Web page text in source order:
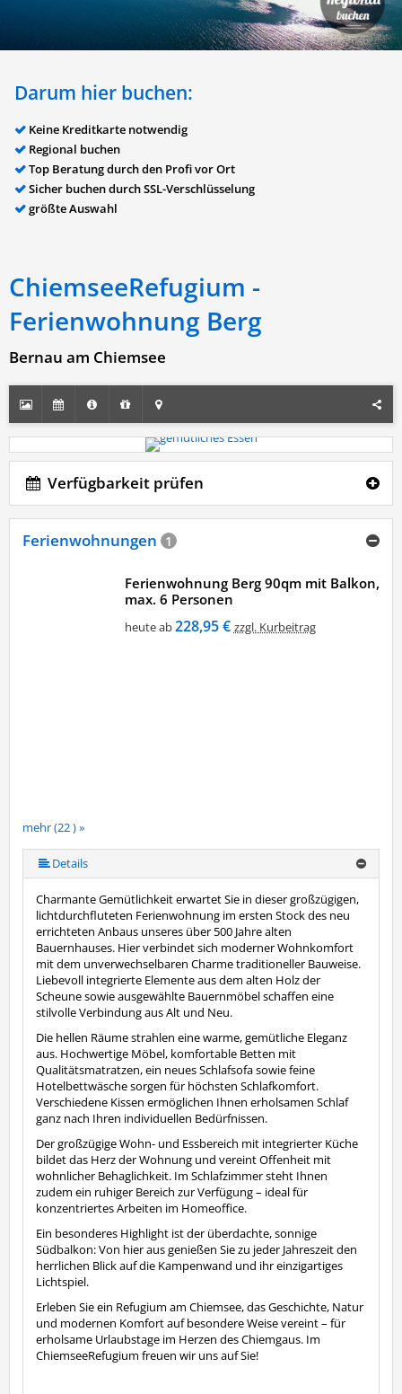
Darum hier buchen:
Keine Kreditkarte notwendig
Regional buchen
Top Beratung durch den Profi vor Ort
Sicher buchen durch SSL-Verschlüsselung
größte Auswahl
ChiemseeRefugium -
Ferienwohnung Berg
Bernau am Chiemsee
Verfügbarkeit prüfen
Ferienwohnungen 1
mehr (22 ) »
mehr (22 ) »
mehr (22 ) »
mehr (22 ) »
mehr (22 ) »
mehr (22 ) »
mehr (22 ) »
mehr (22 ) »
mehr (22 ) »
mehr (22 ) »
mehr (22 ) »
mehr (22 ) »
mehr (22 ) »
mehr (22 ) »
mehr (22 ) »
mehr (22 ) »
mehr (22 ) »
mehr (22 ) »
mehr (22 ) »
Ferienwohnung Berg 90qm mit Balkon,
max. 6 Personen
heute ab228,95 € zzgl. Kurbeitrag
Details
Charmante Gemütlichkeit erwartet Sie in dieser großzügigen,
lichtdurchfluteten Ferienwohnung im ersten Stock des neu
errichteten Anbaus unseres über 500 Jahre alten
Bauernhauses. Hier verbindet sich moderner Wohnkomfort
mit dem unverwechselbaren Charme traditioneller Bauweise.
Liebevoll integrierte Elemente aus dem alten Holz der
Scheune sowie ausgewählte Bauernmöbel schaffen eine
stilvolle Verbindung aus Alt und Neu.
Die hellen Räume strahlen eine warme, gemütliche Eleganz
aus. Hochwertige Möbel, komfortable Betten mit
Qualitätsmatratzen, ein neues Schlafsofa sowie feine
Hotelbettwäsche sorgen für höchsten Schlafkomfort.
Verschiedene Kissen ermöglichen Ihnen erholsamen Schlaf
ganz nach Ihren individuellen Bedürfnissen.
Der großzügige Wohn- und Essbereich mit integrierter Küche
bildet das Herz der Wohnung und vereint Offenheit mit
wohnlicher Behaglichkeit. Im Schlafzimmer steht Ihnen
zudem ein ruhiger Bereich zur Verfügung – ideal für
konzentriertes Arbeiten im Homeoffice.
Ein besonderes Highlight ist der überdachte, sonnige
Südbalkon: Von hier aus genießen Sie zu jeder Jahreszeit den
herrlichen Blick auf die Kampenwand und ihr einzigartiges
Lichtspiel.
Erleben Sie ein Refugium am Chiemsee, das Geschichte, Natur
und modernen Komfort auf besondere Weise vereint – für
erholsame Urlaubstage im Herzen des Chiemgaus. Im
ChiemseeRefugium freuen wir uns auf Sie!